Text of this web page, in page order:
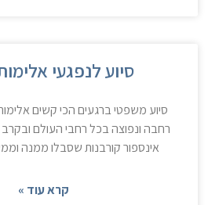
סיוע לנפגעי
סיוע משפטי ברגעים הכי קשים
רחבה ונפוצה בכל רחבי העולם ובקרב
אינספור קורבנות שסבלו ממנה
קרא עוד »